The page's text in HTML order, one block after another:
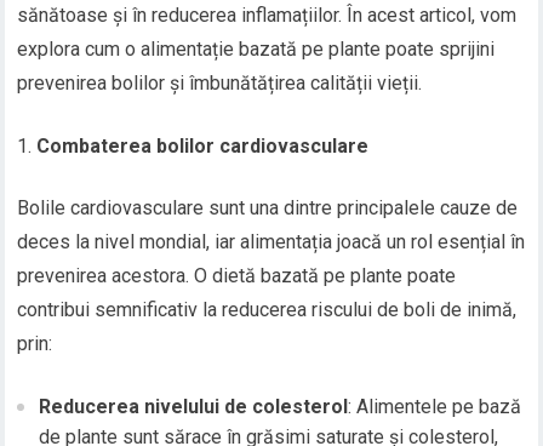
sănătoase și în reducerea inflamațiilor. În acest articol, vom
explora cum o alimentație bazată pe plante poate sprijini
prevenirea bolilor și îmbunătățirea calității vieții.
Combaterea bolilor cardiovasculare
Bolile cardiovasculare sunt una dintre principalele cauze de
deces la nivel mondial, iar alimentația joacă un rol esențial în
prevenirea acestora. O dietă bazată pe plante poate
contribui semnificativ la reducerea riscului de boli de inimă,
prin:
Reducerea nivelului de colesterol: Alimentele pe bază
de plante sunt sărace în grăsimi saturate și colesterol,